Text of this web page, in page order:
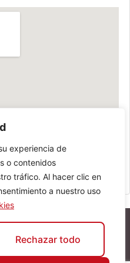
experiencia de
o contenidos
tráfico. Al hacer clic en
a nuestro uso
Rechazar todo